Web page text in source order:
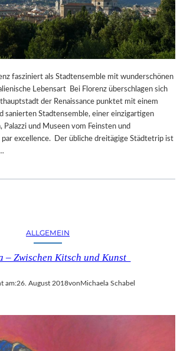
fasziniert als Stadtensemble mit wunderschönen
Lebensart Bei Florenz überschlagen sich
der Renaissance punktet mit einem
sanierten Stadtensemble, einer einzigartigen
und Museen vom Feinsten und
excellence. Der übliche dreitägige Städtetrip ist
ALLGEMEIN
– Zwischen Kitsch und Kunst
am:26. August 2018vonMichaela Schabel